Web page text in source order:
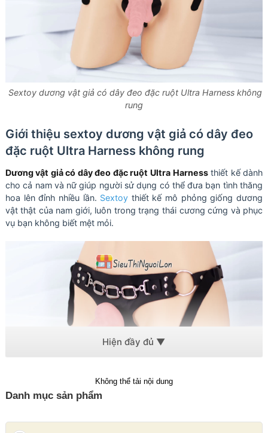
Sextoy dương vật giả có dây đeo đặc ruột Ultra Harness không
rung
Giới thiệu sextoy dương vật giả có dây đeo
đặc ruột Ultra Harness không rung
Dương vật giả có dây đeo đặc ruột Ultra Harnessthiết kế dành
cho cả nam và nữ giúp người sử dụng có thể đưa bạn tình thăng
hoa lên đỉnh nhiều lần. Sextoy thiết kế mô phỏng giống dương
vật thật của nam giới, luôn trong trạng thái cương cứng và phục
vụ bạn không biết mệt mỏi.
Không thể tải nội dung
Danh mục sản phẩm